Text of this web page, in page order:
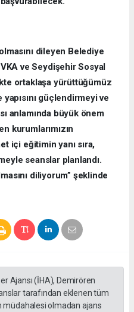
dileyen Belediye
ve Seydişehir Sosyal
ortaklaşa yürüttüğümüz
güçlendirmeyi ve
anlamında büyük önem
kurumlarımızın
içi eğitimin yanı sıra,
seanslar planlandı.
diliyorum” şeklinde
Ajansı (İHA), Demirören
tarafından eklenen tüm
müdahalesi olmadan ajans